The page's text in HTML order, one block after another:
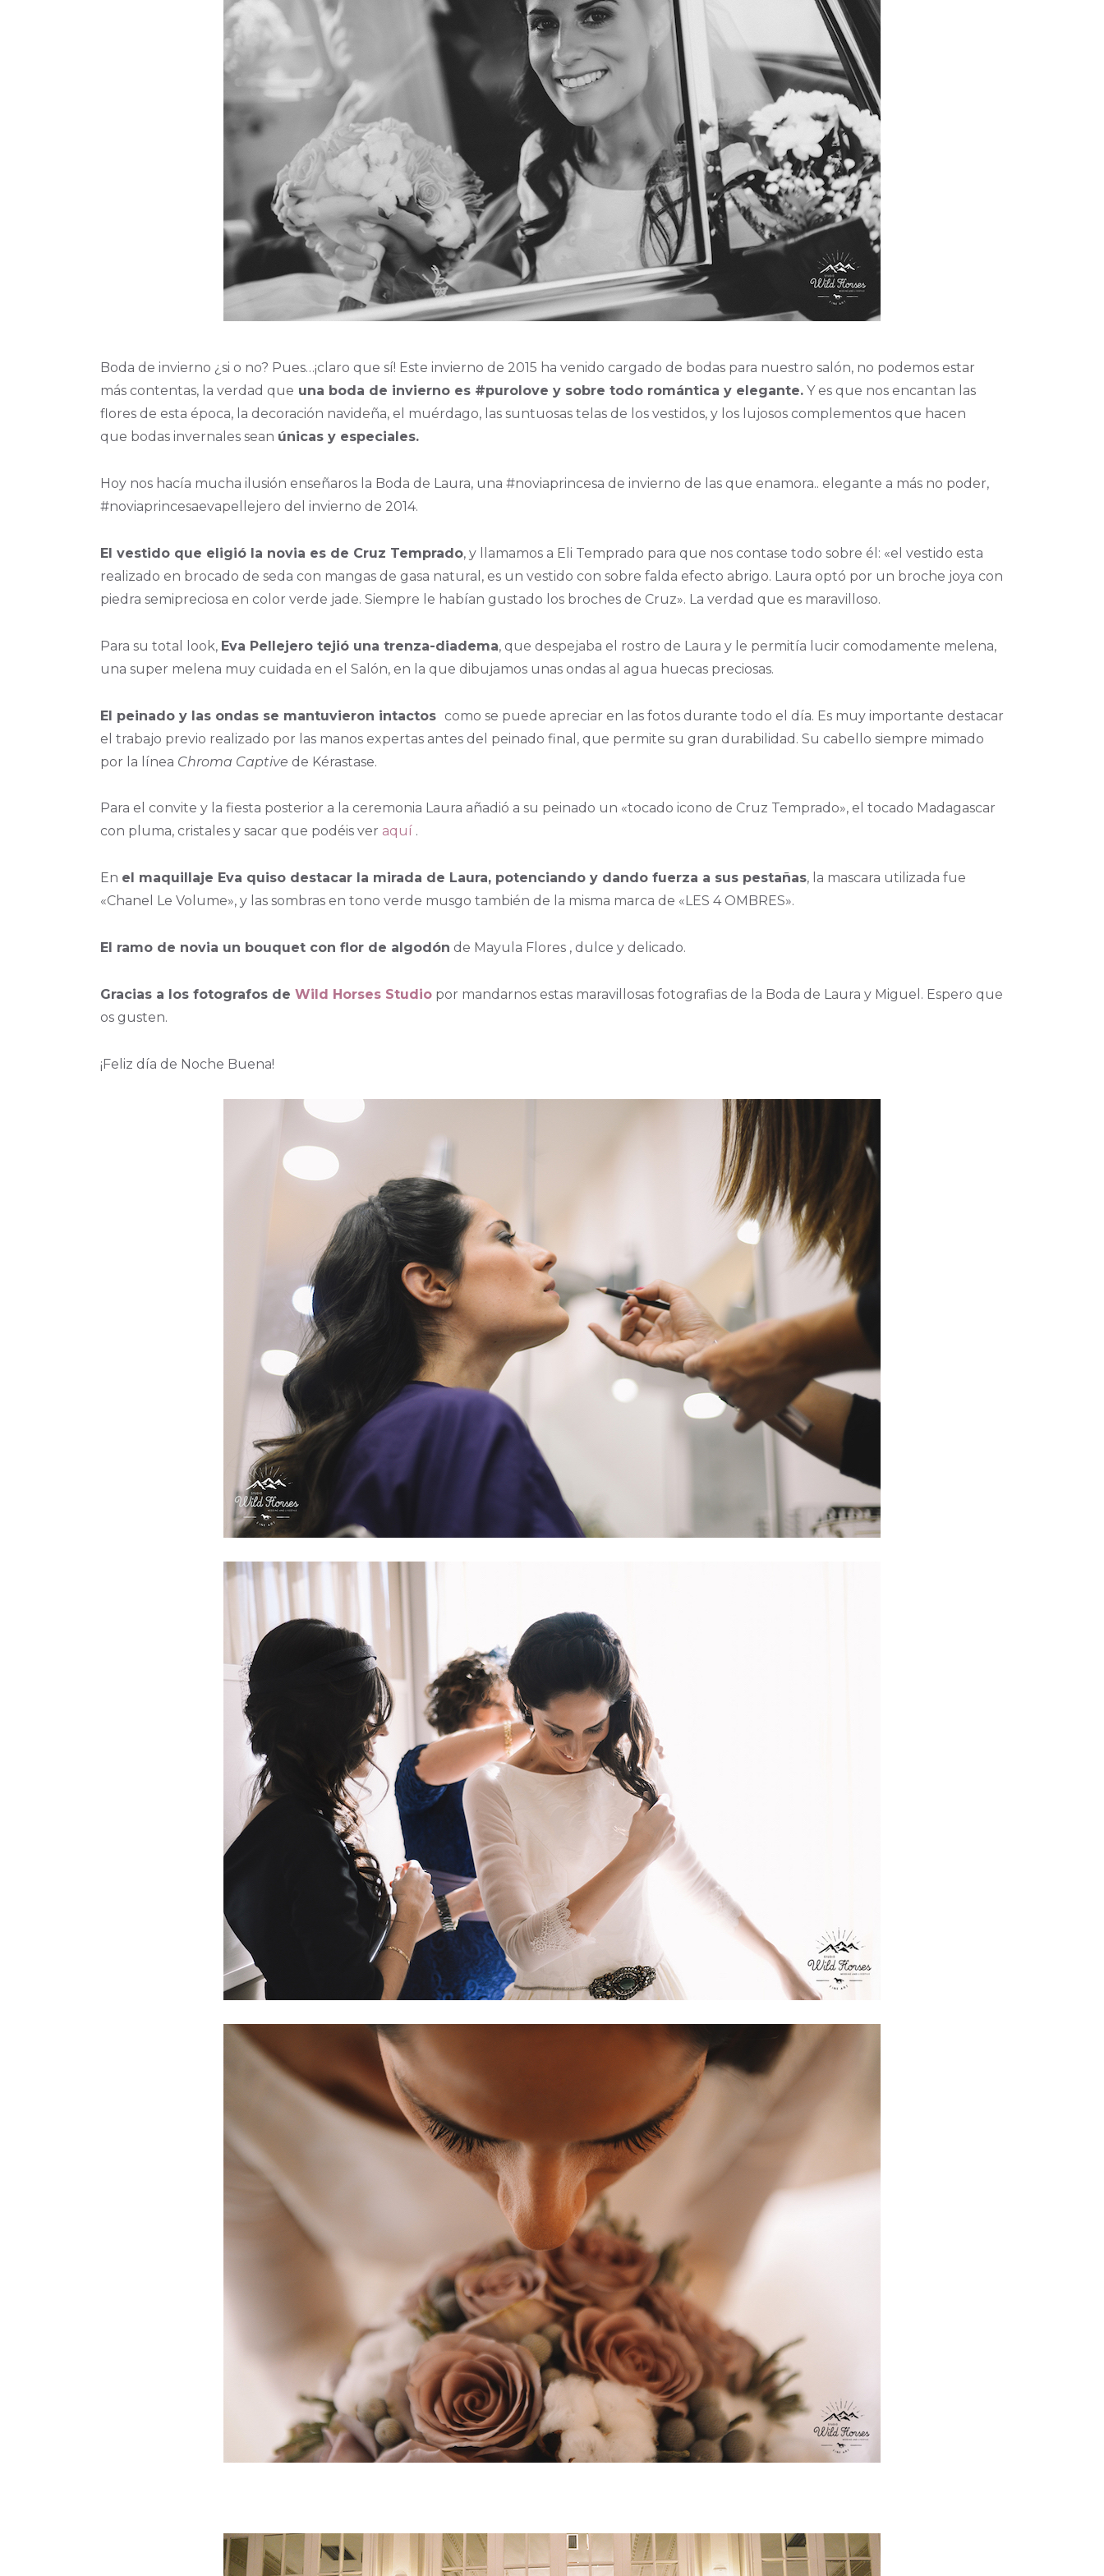
Boda de invierno ¿si o no? Pues…¡claro que sí! Este invierno de 2015 ha venido cargado de bodas para nuestro salón, no podemos estar
más contentas, la verdad que una boda de invierno es #purolove y sobre todo romántica y elegante. Y es que nos encantan las
flores de esta época, la decoración navideña, el muérdago, las suntuosas telas de los vestidos, y los lujosos complementos que hacen
que bodas invernales sean únicas y especiales.
Hoy nos hacía mucha ilusión enseñaros la Boda de Laura, una #noviaprincesa de invierno de las que enamora.. elegante a más no poder,
#noviaprincesaevapellejero del invierno de 2014.
El vestido que eligió la novia es de Cruz Temprado, y llamamos a Eli Temprado para que nos contase todo sobre él: «el vestido esta
realizado en brocado de seda con mangas de gasa natural, es un vestido con sobre falda efecto abrigo. Laura optó por un broche joya con
piedra semipreciosa en color verde jade. Siempre le habían gustado los broches de Cruz». La verdad que es maravilloso.
Para su total look, Eva Pellejero tejió una trenza-diadema, que despejaba el rostro de Laura y le permitía lucir comodamente melena,
una super melena muy cuidada en el Salón, en la que dibujamos unas ondas al agua huecas preciosas.
El peinado y las ondas se mantuvieron intactos como se puede apreciar en las fotos durante todo el día. Es muy importante destacar
el trabajo previo realizado por las manos expertas antes del peinado final, que permite su gran durabilidad. Su cabello siempre mimado
por la línea Chroma Captive de Kérastase.
Para el convite y la fiesta posterior a la ceremonia Laura añadió a su peinado un «tocado icono de Cruz Temprado», el tocado Madagascar
con pluma, cristales y sacar que podéis ver aquí .
En el maquillaje Eva quiso destacar la mirada de Laura, potenciando y dando fuerza a sus pestañas, la mascara utilizada fue
«Chanel Le Volume», y las sombras en tono verde musgo también de la misma marca de «LES 4 OMBRES».
El ramo de novia un bouquet con flor de algodón de Mayula Flores , dulce y delicado.
Gracias a los fotografos de Wild Horses Studio por mandarnos estas maravillosas fotografias de la Boda de Laura y Miguel. Espero que
os gusten.
¡Feliz día de Noche Buena!